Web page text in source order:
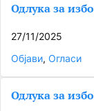
Одлука за
27/11/2025
Објави, Огласи
Одлука за